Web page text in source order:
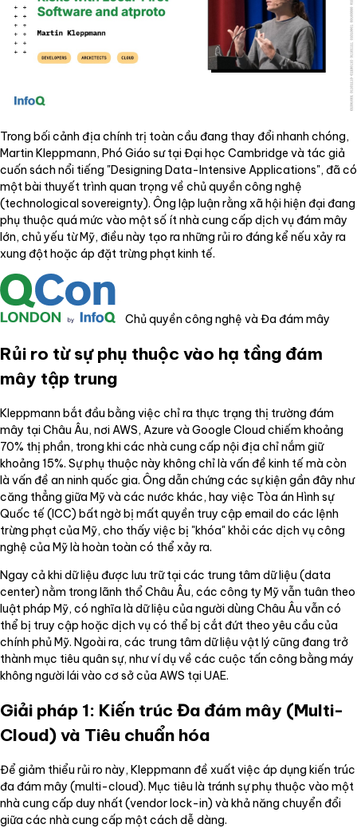
Trong bối cảnh địa chính trị toàn cầu đang thay đổi nhanh chóng,
Martin Kleppmann, Phó Giáo sư tại Đại học Cambridge và tác giả
cuốn sách nổi tiếng "Designing Data-Intensive Applications", đã có
một bài thuyết trình quan trọng về chủ quyền công nghệ
(technological sovereignty). Ông lập luận rằng xã hội hiện đại đang
phụ thuộc quá mức vào một số ít nhà cung cấp dịch vụ đám mây
lớn, chủ yếu từ Mỹ, điều này tạo ra những rủi ro đáng kể nếu xảy ra
xung đột hoặc áp đặt trừng phạt kinh tế.
Chủ quyền công nghệ và Đa đám mây
Rủi ro từ sự phụ thuộc vào hạ tầng đám
mây tập trung
Kleppmann bắt đầu bằng việc chỉ ra thực trạng thị trường đám
mây tại Châu Âu, nơi AWS, Azure và Google Cloud chiếm khoảng
70% thị phần, trong khi các nhà cung cấp nội địa chỉ nắm giữ
khoảng 15%. Sự phụ thuộc này không chỉ là vấn đề kinh tế mà còn
là vấn đề an ninh quốc gia. Ông dẫn chứng các sự kiện gần đây như
căng thẳng giữa Mỹ và các nước khác, hay việc Tòa án Hình sự
Quốc tế (ICC) bất ngờ bị mất quyền truy cập email do các lệnh
trừng phạt của Mỹ, cho thấy việc bị "khóa" khỏi các dịch vụ công
nghệ của Mỹ là hoàn toàn có thể xảy ra.
Ngay cả khi dữ liệu được lưu trữ tại các trung tâm dữ liệu (data
center) nằm trong lãnh thổ Châu Âu, các công ty Mỹ vẫn tuân theo
luật pháp Mỹ, có nghĩa là dữ liệu của người dùng Châu Âu vẫn có
thể bị truy cập hoặc dịch vụ có thể bị cắt đứt theo yêu cầu của
chính phủ Mỹ. Ngoài ra, các trung tâm dữ liệu vật lý cũng đang trở
thành mục tiêu quân sự, như ví dụ về các cuộc tấn công bằng máy
không người lái vào cơ sở của AWS tại UAE.
Giải pháp 1: Kiến trúc Đa đám mây (Multi-
Cloud) và Tiêu chuẩn hóa
Để giảm thiểu rủi ro này, Kleppmann đề xuất việc áp dụng kiến trúc
đa đám mây (multi-cloud). Mục tiêu là tránh sự phụ thuộc vào một
nhà cung cấp duy nhất (vendor lock-in) và khả năng chuyển đổi
giữa các nhà cung cấp một cách dễ dàng.